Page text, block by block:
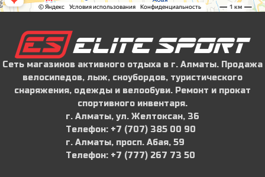
Сеть магазинов активного отдыха в г. Алматы. Продажа
велосипедов, лыж, сноубордов, туристического
снаряжения, одежды и велообуви. Ремонт и прокат
спортивного инвентаря.
г. Алматы, ул. Желтоксан, 36
Телефон: ‪+7 (707) 385 00 90‬
г. Алматы, просп. Абая, 59
Телефон: ‪+7 (777) 267 73 50